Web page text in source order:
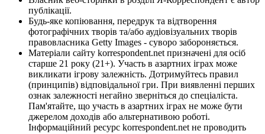
публікації.
Будь-яке копіювання, передрук та відтворення
фотографічних творів та/або аудіовізуальних творів
правовласника Getty Images - суворо забороняється.
Матеріали сайту korrespondent.net призначені для осіб
старше 21 року (21+). Участь в азартних іграх може
викликати ігрову залежність. Дотримуйтесь правил
(принципів) відповідальної гри. При виявленні перших
ознак залежності негайно зверніться до спеціаліста.
Пам'ятайте, що участь в азартних іграх не може бути
джерелом доходів або альтернативою роботі.
Інформаційний ресурс korrespondent.net не проводить